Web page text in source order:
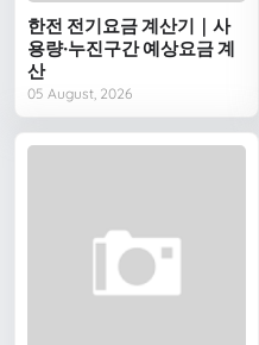
한전 전기요금 계산기｜사
용량·누진구간 예상요금 계
산
05 August, 2026